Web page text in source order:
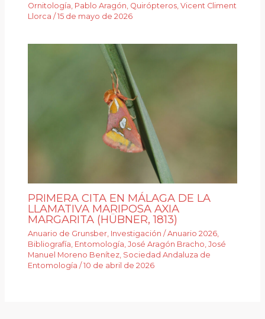
Ornitología Pablo Aragón Quirópteros ,Vicent Climent
Llorca /15 de mayo de 2026
PRIMERA CITA EN MÁLAGA DE LA
LLAMATIVA MARIPOSA AXIA
MARGARITA (HÜBNER, 1813)
Anuario de Grunsber, Investigación /Anuario 2026,
Bibliografía, Entomología,José Aragón Bracho,José
Manuel Moreno Benítez, Sociedad Andaluza de
Entomología /10 de abril de 2026